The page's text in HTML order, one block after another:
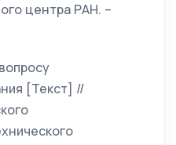
центра РАН. –
[Текст] //